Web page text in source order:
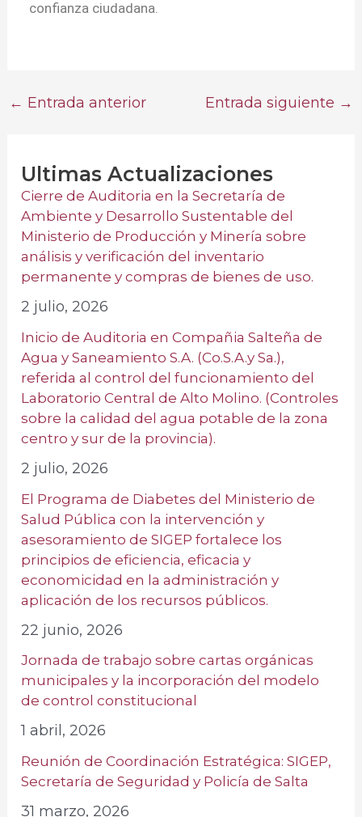
confianza ciudadana.
← Entrada anterior Entrada siguiente →
Ultimas Actualizaciones
Cierre de Auditoria en la Secretaría de
Ambiente y Desarrollo Sustentable del
Ministerio de Producción y Minería sobre
análisis y verificación del inventario
permanente y compras de bienes de uso.
2 julio, 2026
Inicio de Auditoria en Compañia Salteña de
Agua y Saneamiento S.A. (Co.S.A.y Sa.),
referida al control del funcionamiento del
Laboratorio Central de Alto Molino. (Controles
sobre la calidad del agua potable de la zona
centro y sur de la provincia).
2 julio, 2026
El Programa de Diabetes del Ministerio de
Salud Pública con la intervención y
asesoramiento de SIGEP fortalece los
principios de eficiencia, eficacia y
economicidad en la administración y
aplicación de los recursos públicos.
22 junio, 2026
Jornada de trabajo sobre cartas orgánicas
municipales y la incorporación del modelo
de control constitucional
1 abril, 2026
Reunión de Coordinación Estratégica: SIGEP,
Secretaría de Seguridad y Policía de Salta
31 marzo, 2026